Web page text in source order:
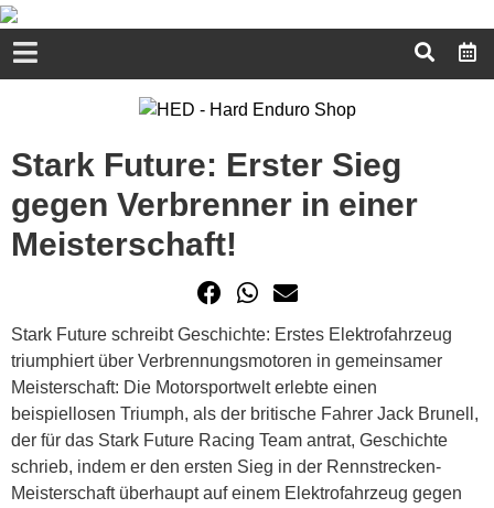
Stark Future: Erster Sieg
gegen Verbrenner in einer
Meisterschaft!
Stark Future schreibt Geschichte: Erstes Elektrofahrzeug
triumphiert über Verbrennungsmotoren in gemeinsamer
Meisterschaft: Die Motorsportwelt erlebte einen
beispiellosen Triumph, als der britische Fahrer Jack Brunell,
der für das Stark Future Racing Team antrat, Geschichte
schrieb, indem er den ersten Sieg in der Rennstrecken-
Meisterschaft überhaupt auf einem Elektrofahrzeug gegen